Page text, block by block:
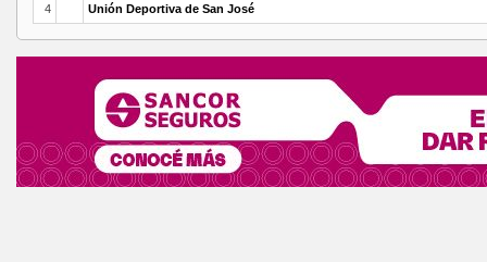
4 Unión Deportiva de San José